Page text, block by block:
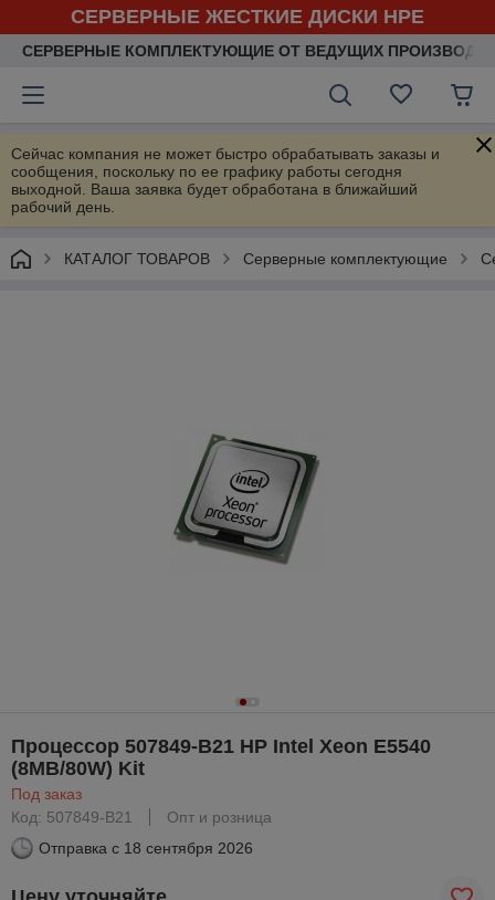
СЕРВЕРНЫЕ ЖЕСТКИЕ ДИСКИ HPE
СЕРВЕРНЫЕ КОМПЛЕКТУЮЩИЕ ОТ ВЕДУЩИХ
Сейчас компания не может быстро обрабатывать заказы и
сообщения, поскольку по ее графику работы сегодня
выходной. Ваша заявка будет обработана в ближайший
рабочий день.
КАТАЛОГ ТОВАРОВ Серверные комплектующие
Процессор 507849-B21 HP Intel Xeon E5540
(8MB/80W) Kit
Под заказ
Код: 507849-B21
Опт и розница
Отправка с 18 сентября 2026